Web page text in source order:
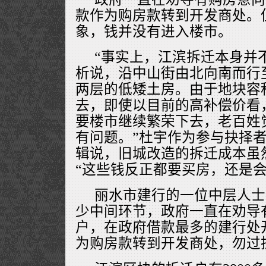
款作为购房款转到开发商处
象，钱并没有进入楼市。
“事实上，江滨拆迁本身并
析说，沿中山街由北向南而
两层的低矮土房。由于地块
去，即使以目前的高补偿价看
要楼市继续繁荣下去，老百
有问题。”杜宇作为参与抉择
辑说，旧城改造的拆迁成本
“这些钱反正都要买房，还是
丽水市建行的一位中层人
少中间环节，政府一直在劝
户，在政府借款最多的建行
为购房款转到开发商处，勿过